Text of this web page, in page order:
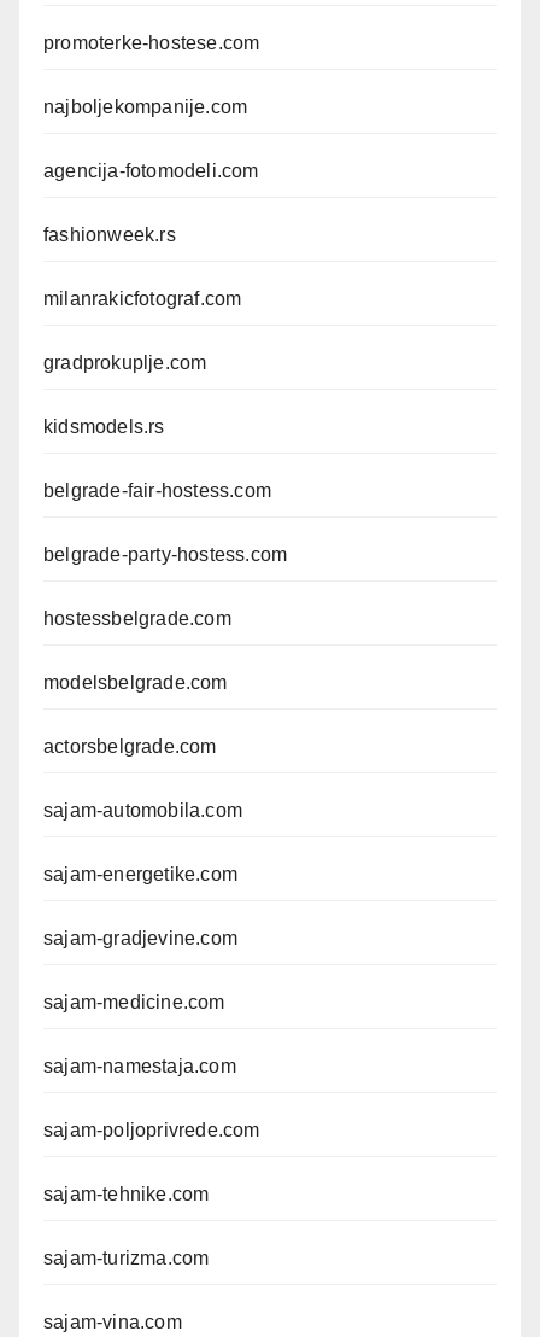
promoterke-hostese.com
najboljekompanije.com
agencija-fotomodeli.com
fashionweek.rs
milanrakicfotograf.com
gradprokuplje.com
kidsmodels.rs
belgrade-fair-hostess.com
belgrade-party-hostess.com
hostessbelgrade.com
modelsbelgrade.com
actorsbelgrade.com
sajam-automobila.com
sajam-energetike.com
sajam-gradjevine.com
sajam-medicine.com
sajam-namestaja.com
sajam-poljoprivrede.com
sajam-tehnike.com
sajam-turizma.com
sajam-vina.com